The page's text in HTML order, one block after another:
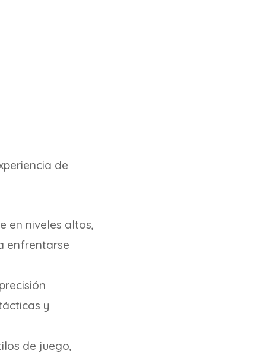
de
en niveles altos,
enfrentarse
y
de juego,